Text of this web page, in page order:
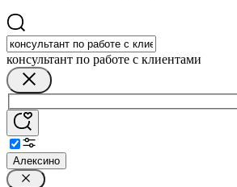
консультант по работе с клиентами
Алексино